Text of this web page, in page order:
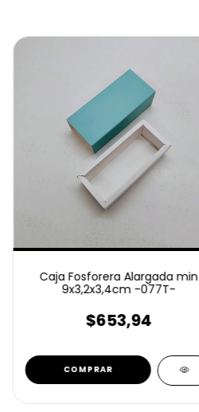
Caja Fosforera Alargada min
9x3,2x3,4cm -077T-
$653,94
COMPRAR